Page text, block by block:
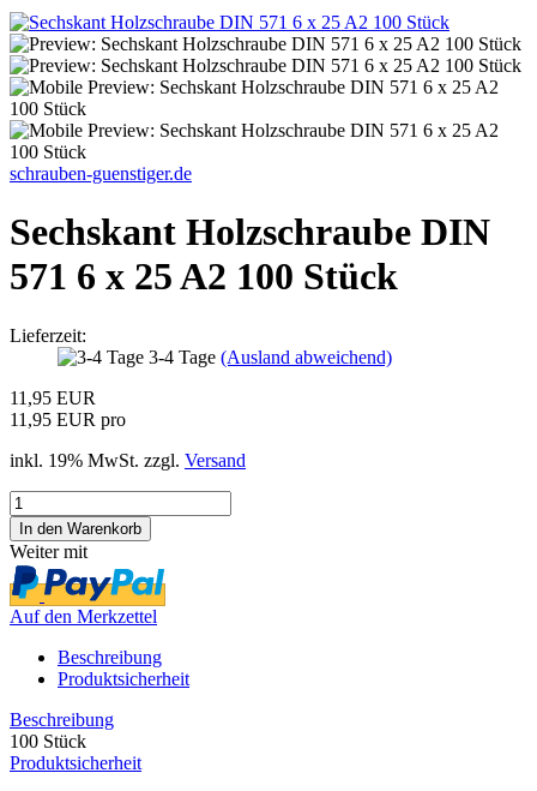
schrauben-guenstiger.de
Sechskant Holzschraube DIN
571 6 x 25 A2 100 Stück
Lieferzeit:
3-4 Tage (Ausland abweichend)
11,95 EUR
11,95 EUR pro
inkl. 19% MwSt. zzgl. Versand
Weiter mit
Auf den Merkzettel
Beschreibung
Produktsicherheit
Beschreibung
100 Stück
Produktsicherheit